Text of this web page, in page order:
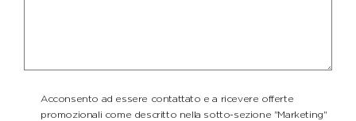
Acconsento ad essere contattato e a ricevere offerte
promozionali come descritto nella sotto-sezione "Marketing"